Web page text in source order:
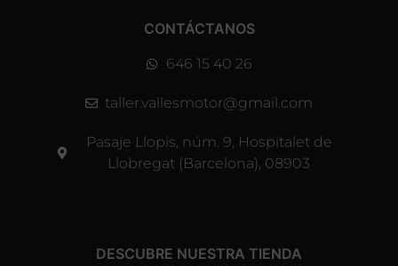
CONTÁCTANOS
646 15 40 26
taller.vallesmotor@gmail.com
Pasaje Llopis, núm. 9, Hospitalet de
Llobregat (Barcelona), 08903
DESCUBRE NUESTRA TIENDA